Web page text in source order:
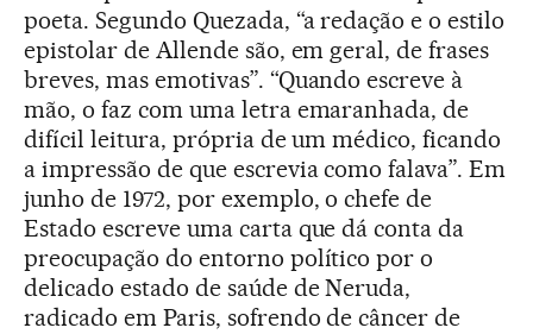
poeta. Segundo Quezada, “a redação e o estilo
epistolar de Allende são, em geral, de frases
breves, mas emotivas”. “Quando escreve à
mão, o faz com uma letra emaranhada, de
difícil leitura, própria de um médico, ficando
a impressão de que escrevia como falava”. Em
junho de 1972, por exemplo, o chefe de
Estado escreve uma carta que dá conta da
preocupação do entorno político por o
delicado estado de saúde de Neruda,
radicado em Paris, sofrendo de câncer de